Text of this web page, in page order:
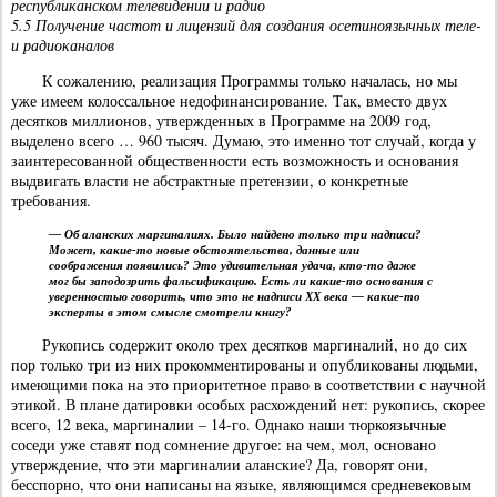
республиканском телевидении и радио
5.5 Получение частот и лицензий для создания осетиноязычных теле-
и радиоканалов
К сожалению, реализация Программы только началась, но мы
уже имеем колоссальное недофинансирование. Так, вместо двух
десятков миллионов, утвержденных в Программе на 2009 год,
выделено всего … 960 тысяч. Думаю, это именно тот случай, когда у
заинтересованной общественности есть возможность и основания
выдвигать власти не абстрактные претензии, о конкретные
требования.
— Об аланских маргиналиях. Было найдено только три надписи?
Может, какие-то новые обстоятельства, данные или
соображения появились? Это удивительная удача, кто-то даже
мог бы заподозрить фальсификацию. Есть ли какие-то основания с
уверенностью говорить, что это не надписи XX века — какие-то
эксперты в этом смысле смотрели книгу?
Рукопись содержит около трех десятков маргиналий, но до сих
пор только три из них прокомментированы и опубликованы людьми,
имеющими пока на это приоритетное право в соответствии с научной
этикой. В плане датировки особых расхождений нет: рукопись, скорее
всего, 12 века, маргиналии – 14-го. Однако наши тюркоязычные
соседи уже ставят под сомнение другое: на чем, мол, основано
утверждение, что эти маргиналии аланские? Да, говорят они,
бесспорно, что они написаны на языке, являющимся средневековым